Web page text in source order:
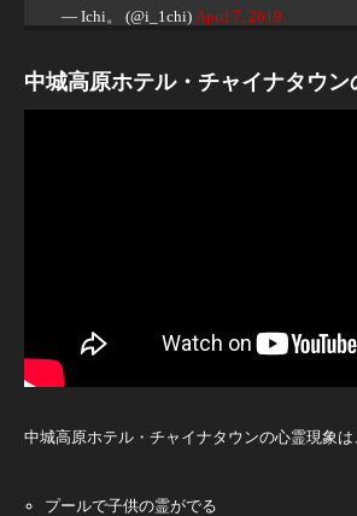
— Ichi。 (@i_1chi) April 7, 2019
中城高原ホテル・チャイナタウン
中城高原ホテル・チャイナタウンの心霊現象は
プールで子供の霊がでる